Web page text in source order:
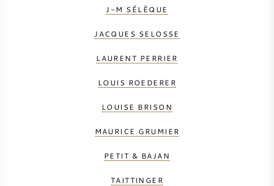
J-M SÉLÈQUE
JACQUES SELOSSE
LAURENT PERRIER
LOUIS ROEDERER
LOUISE BRISON
MAURICE GRUMIER
PETIT & BAJAN
TAITTINGER